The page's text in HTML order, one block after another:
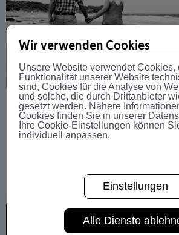
Finanzielle Planung für die
sichern Sie Ihren
Pension
Wir verwenden Cookies
Unsere Website verwendet Cookies,
Funktionalität unserer Website
sind, Cookies für die Analyse von
und solche, die durch Drittanbieter
gesetzt werden. Nähere
Cookies finden Sie in unserer
Ihre Cookie-Einstellungen können
individuell anpassen.
Einstellungen
Alle Dienste